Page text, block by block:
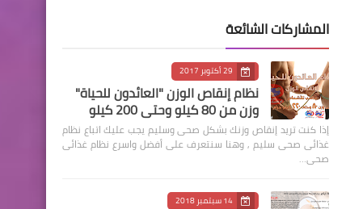
المشاركات الشائعة
29 أكتوبر 2017
نظام إنقاص الوزن "العائدون للحياة"
وزن من 80 كيلو وحتى 200 كيلو
إذا كنت تريد إنقاص وزنك بشكل صحى وسليم يجب عليك اتباع نظام
غذائى صحى سليم , وهنا سنتعرف على أفضل واسرع نظام غذائى
صحى…
14 سبتمبر 2018